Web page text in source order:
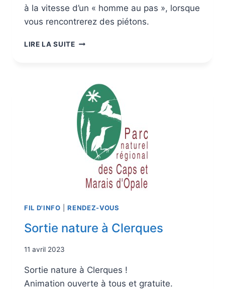
à la vitesse d’un « homme au pas », lorsque
vous rencontrerez des piétons.
LIRE LA SUITE
FIL D'INFO |RENDEZ-VOUS
Sortie nature à Clerques
11 avril 2023
Sortie nature à Clerques !
Animation ouverte à tous et gratuite.